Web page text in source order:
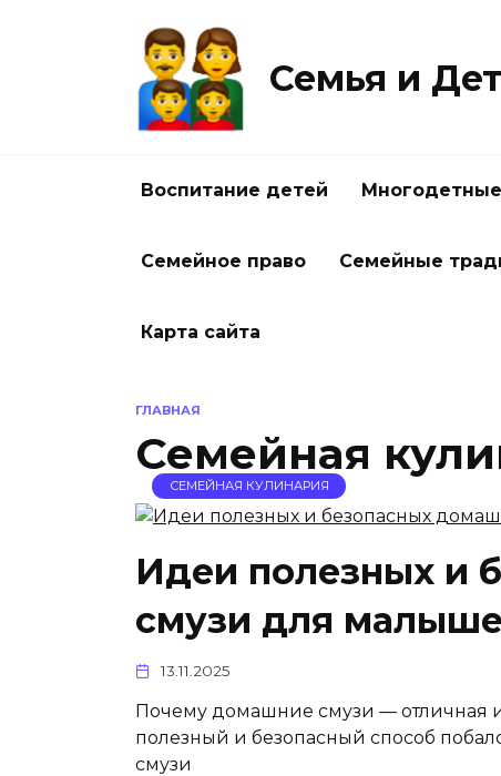
Семья и
Воспитание детей
Семейное право Семейные
Карта сайта
ГЛАВНАЯ
Семейная
СЕМЕЙНАЯ КУЛИНАРИЯ
Идеи полезных и
смузи для
13.11.2025
Почему домашние смузи — отличная
полезный и безопасный способ
смузи